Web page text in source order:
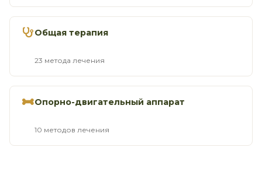
Общая терапия
23 метода лечения
Опорно-двигательный аппарат
10 методов лечения